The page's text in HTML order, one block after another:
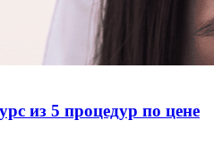
из 5 процедур по цене